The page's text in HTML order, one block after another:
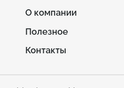
О компании
Полезное
Контакты